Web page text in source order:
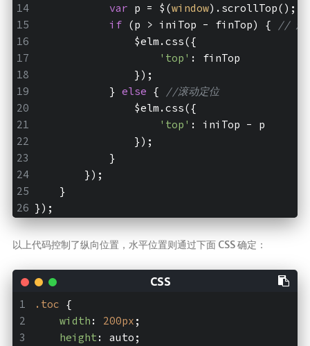
var p = $(window).scrollTop();
if (p > iniTop - finTop) {
// 悬
                $elm.css({
'top' : finTop
                });
            }
else {
//滚动定位
                $elm.css({
'top' : iniTop - p
                });
            }
        });
    }
});
以上代码控制了纵向位置，水平位置则通过下面 CSS 确定：
.toc {
width : 200px ;
height : auto;